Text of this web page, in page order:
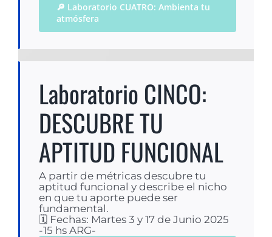
🔎 Laboratorio CUATRO: Ambienta tu
atmósfera
Laboratorio CINCO:
DESCUBRE TU
APTITUD FUNCIONAL
A partir de métricas descubre tu
aptitud funcional y describe el nicho
en que tu aporte puede ser
fundamental.
🗓 Fechas: Martes 3 y 17 de Junio 2025
-15 hs ARG-